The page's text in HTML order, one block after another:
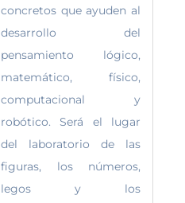
concretos que ayuden al
desarrollo del
pensamiento lógico,
matemático, físico,
computacional y
robótico. Será el lugar
del laboratorio de las
figuras, los números,
legos y los